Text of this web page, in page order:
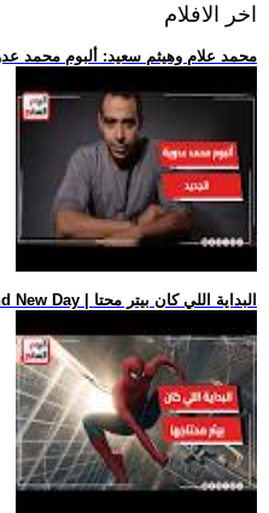
اخر الافلام
.. محمد علام وهيثم سعيد: ألبوم محمد
.. فيلم Spider-Man: Brand New Day | البداية اللي كان بيتر محتا